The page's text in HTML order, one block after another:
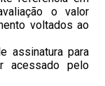
o valor
voltados ao
assinatura para
acessado pelo